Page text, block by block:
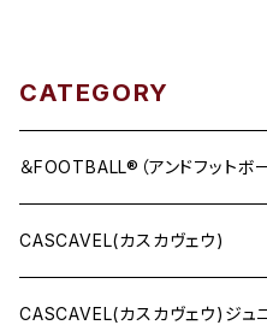
CATEGORY
＆FOOTBALL®（アンドフットボー
CASCAVEL(カスカヴェウ)
CASCAVEL(カスカヴェウ)ジュ